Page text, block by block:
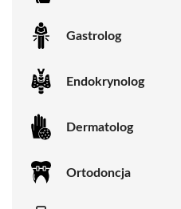
Gastrolog
Endokrynolog
Dermatolog
Ortodoncja